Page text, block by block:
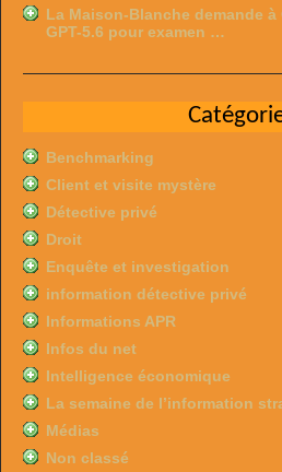
La Maison-Blanche demande à
GPT-5.6 pour examen …
Benchmarking
Client et visite mystère
Détective privé
Droit
Enquête et investigation
information détective privé
Informations APR
Infos du net
Intelligence économique
La semaine de l’information
Médias
Non classé